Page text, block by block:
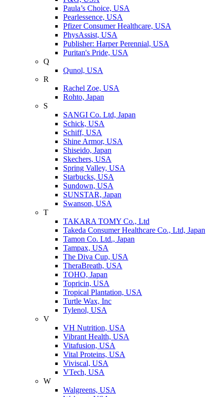
Paula’s Choice, USA
Pearlessence, USA
Pfizer Consumer Healthcare, USA
PhysAssist, USA
Publisher: Harper Perennial, USA
Puritan's Pride, USA
Q
Qunol, USA
R
Rachel Zoe, USA
Rohto, Japan
S
SANGI Co. Ltd, Japan
Schick, USA
Schiff, USA
Shine Armor, USA
Shiseido, Japan
Skechers, USA
Spring Valley, USA
Starbucks, USA
Sundown, USA
SUNSTAR, Japan
Swanson, USA
T
TAKARA TOMY Co., Ltd
Takeda Consumer Healthcare Co., Ltd, Japan
Tamon Co. Ltd., Japan
Tampax, USA
The Diva Cup, USA
TheraBreath, USA
TOHO, Japan
Topricin, USA
Tropical Plantation, USA
Turtle Wax, Inc
Tylenol, USA
V
VH Nutrition, USA
Vibrant Health, USA
Vitafusion, USA
Vital Proteins, USA
Viviscal, USA
VTech, USA
W
Walgreens, USA